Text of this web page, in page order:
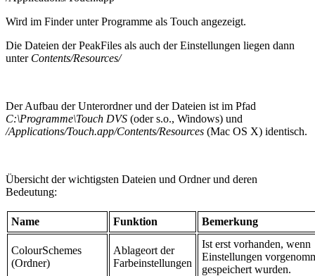
Wird im Finder unter Programme als Touch angezeigt.
Die Dateien der PeakFiles als auch der Einstellungen liegen dann
unter Contents/Resources/
Der Aufbau der Unterordner und der Dateien ist im Pfad
C:\Programme\Touch DVS (oder s.o., Windows) und
/Applications/Touch.app/Contents/Resources (Mac OS X) identisch.
Übersicht der wichtigsten Dateien und Ordner und deren
Bedeutung:
Name Funktion Bemerkung
ColourSchemes
(Ordner)
Ablageort der
Farbeinstellungen
Ist erst vorhanden, wenn
Einstellungen
gespeichert wurden.